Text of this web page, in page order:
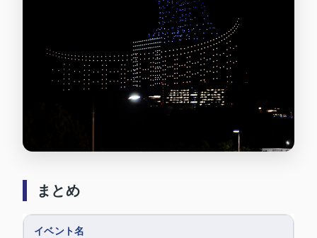
まとめ
イベント名